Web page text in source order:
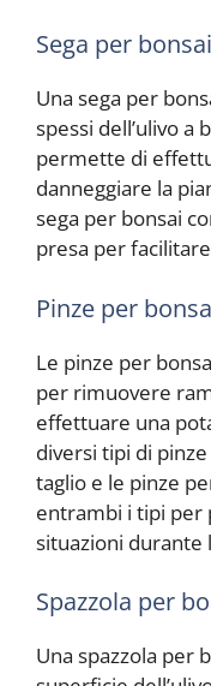
Sega per bonsai
Una sega per
spessi dell’ulivo a
permette di
danneggiare la
sega per bonsai
presa per
Pinze per
Le pinze per
per rimuovere
effettuare una
diversi tipi di
taglio e le pinze
entrambi i tipi per
situazioni durante
Spazzola per
Una spazzola per